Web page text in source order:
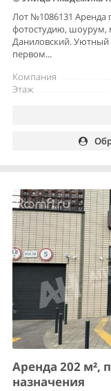
Лот №1086131
фотостудию, шоурум,
Даниловский.
первом...
Компания
Этаж
Аренда 202 м²,
назначения